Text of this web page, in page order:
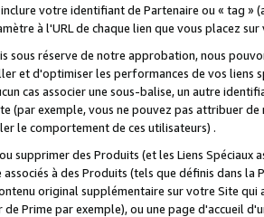
votre identifiant de Partenaire ou « tag
à l'URL de chaque lien que vous placez
sous réserve de notre approbation, nous
et d'optimiser les performances de vos liens
cas associer une sous-balise, un autre
(par exemple, vous ne pouvez pas attribuer
le comportement de ces utilisateurs) .
supprimer des Produits (et les Liens
à des Produits (tels que définis dans
original supplémentaire sur votre Site qui
de Prime par exemple), ou une page d'accueil